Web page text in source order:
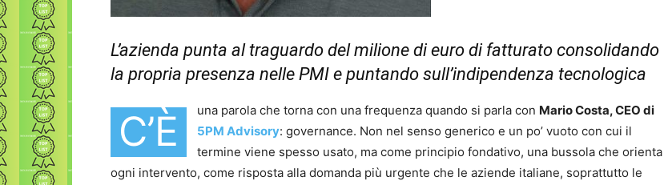
L’azienda punta al traguardo del milione di euro di fatturato consolidando
la propria presenza nelle PMI e puntando sull’indipendenza tecnologica
C’È una parola che torna con una frequenza quando si parla con Mario Costa, CEO di
5PM Advisory: governance. Non nel senso generico e un po’ vuoto con cui il
termine viene spesso usato, ma come principio fondativo, una bussola che orienta
ogni intervento, come risposta alla domanda più urgente che le aziende italiane, soprattutto le